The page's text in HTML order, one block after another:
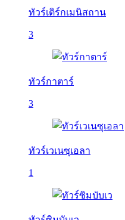
ทัวร์เติร์กเมนิสถาน
3
ทัวร์กาตาร์
3
ทัวร์เวเนซุเอลา
1